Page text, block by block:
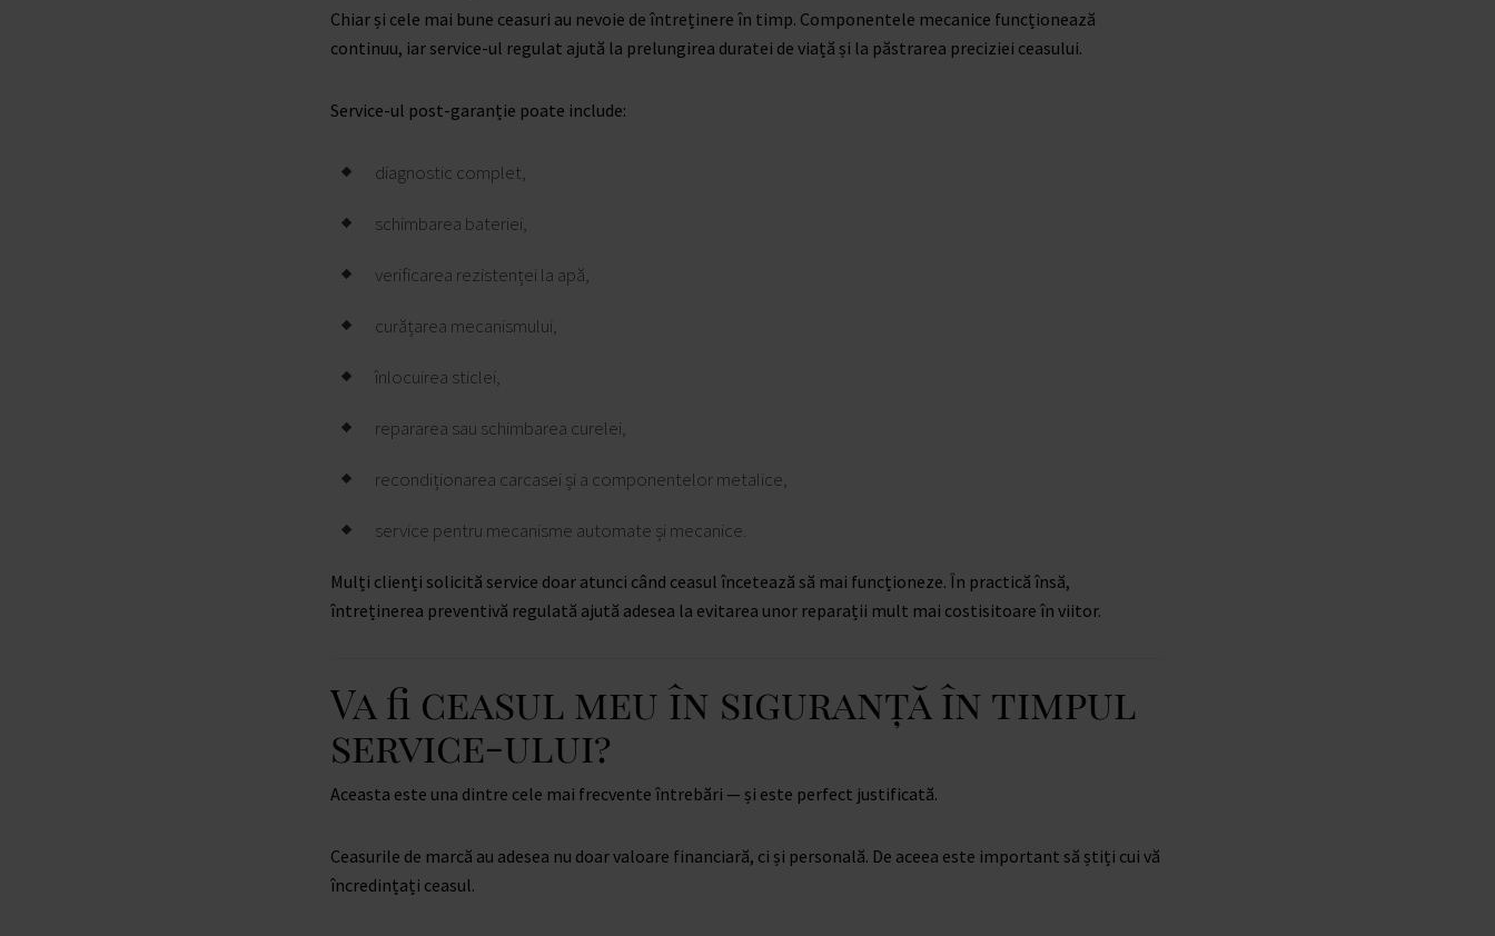
Chiar și cele mai bune ceasuri au nevoie de întreținere în timp. Componentele mecanice funcționează
continuu, iar service-ul regulat ajută la prelungirea duratei de viață și la păstrarea preciziei ceasului.
Service-ul post-garanție poate include:
diagnostic complet,
schimbarea bateriei,
verificarea rezistenței la apă,
curățarea mecanismului,
înlocuirea sticlei,
repararea sau schimbarea curelei,
recondiționarea carcasei și a componentelor metalice,
service pentru mecanisme automate și mecanice.
Mulți clienți solicită service doar atunci când ceasul încetează să mai funcționeze. În practică însă,
întreținerea preventivă regulată ajută adesea la evitarea unor reparații mult mai costisitoare în viitor.
Va fi ceasul meu în siguranță în timpul
service-ului?
Aceasta este una dintre cele mai frecvente întrebări — și este perfect justificată.
Ceasurile de marcă au adesea nu doar valoare financiară, ci și personală. De aceea este important să știți cui vă
încredințați ceasul.